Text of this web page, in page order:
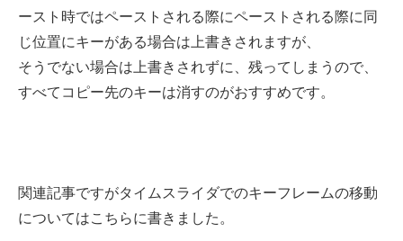
ースト時ではペーストされる際にペーストされる際に同
じ位置にキーがある場合は上書きされますが、
そうでない場合は上書きされずに、残ってしまうので、
すべてコピー先のキーは消すのがおすすめです。
関連記事ですがタイムスライダでのキーフレームの移動
についてはこちらに書きました。